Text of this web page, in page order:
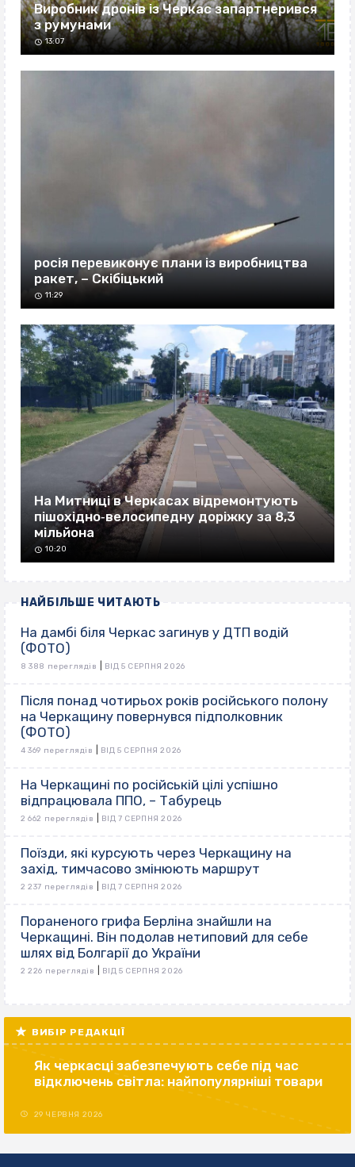
Виробник дронів із Черкас запартнерився
з румунами
13:07
росія перевиконує плани із виробництва
ракет, – Скібіцький
11:29
На Митниці в Черкасах відремонтують
пішохідно‐велосипедну доріжку за 8,3
мільйона
10:20
НАЙБІЛЬШЕ ЧИТАЮТЬ
На дамбі біля Черкас загинув у ДТП водій
(ФОТО)
8 388 переглядів ВІД 5 СЕРПНЯ 2026
Після понад чотирьох років російського полону
на Черкащину повернувся підполковник
(ФОТО)
4 369 переглядів ВІД 5 СЕРПНЯ 2026
На Черкащині по російській цілі успішно
відпрацювала ППО, – Табурець
2 662 переглядів ВІД 7 СЕРПНЯ 2026
Поїзди, які курсують через Черкащину на
захід, тимчасово змінюють маршрут
2 237 переглядів ВІД 7 СЕРПНЯ 2026
Пораненого грифа Берліна знайшли на
Черкащині. Він подолав нетиповий для себе
шлях від Болгарії до України
2 226 переглядів ВІД 5 СЕРПНЯ 2026
ВИБІР РЕДАКЦІЇ
Як черкасці забезпечують себе під час
відключень світла: найпопулярніші товари
29 ЧЕРВНЯ 2026